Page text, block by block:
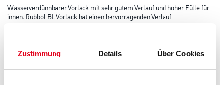
Zustimmung Details Über Cookies
Wasserverdünnbarer Vorlack mit sehr gutem Verlauf und hoher Fülle für
innen. Rubbol BL Vorlack hat einen hervorragenden Verlauf
ist für innen geeignet.
Farbtonbezeichnung